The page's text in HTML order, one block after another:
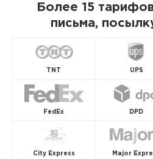
Более 15
письма,
TNT UPS
FedEx DPD
City Express Major